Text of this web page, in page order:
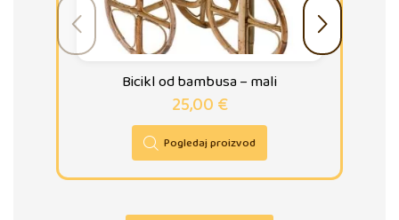
Bicikl od bambusa – mali
25,00€
Pogledaj proizvod